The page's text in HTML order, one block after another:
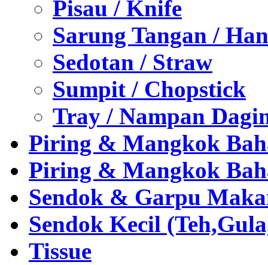
Pisau / Knife
Sarung Tangan /
Sedotan / Straw
Sumpit / Chopstick
Tray / Nampan
Piring & Mangkok
Piring & Mangkok
Sendok & Garpu
Sendok Kecil
Tissue